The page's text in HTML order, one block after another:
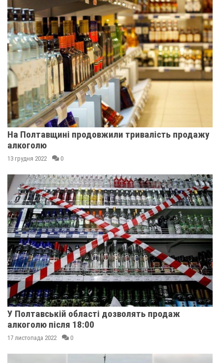
На Полтавщині продовжили тривалість продажу
алкоголю
13 грудня 2022 0
У Полтавській області дозволять продаж
алкоголю після 18:00
17 листопада 2022 0